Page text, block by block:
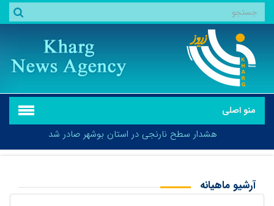
منو اصلی
هشدار سطح نارنجی در استان بوشهر صادر شد
آرشیو ماهیانه